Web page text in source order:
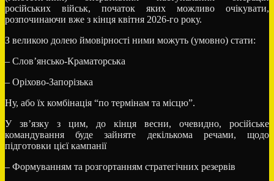
російських військ, початок яких можливо очікувати,
розпочинаючи вже з кінця квітня 2026-го року.
З великою долею ймовірності ними можуть (умовно) стати:
– Слов’янсько-Краматорська
– Оріхово-Запорізька
Ну, або їх комбінація “по термінам та місцю”.
У зв’язку з цим, до кінця весни, очевидно, російське
командування буде зайняте декількома речами, щодо
підготовки цієї кампанії
– Формуванням та розгортанням стратегічних резервів